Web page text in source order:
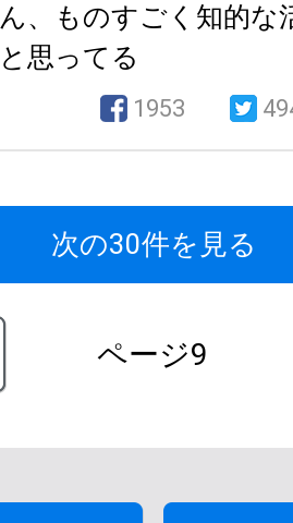
ん、ものすごく知的な
と思ってる
1953
次の30件を見る
ページ9